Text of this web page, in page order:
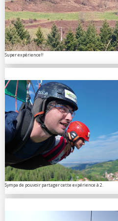
Super expérience!!
Sympa de pouvoir partager cette expérience à 2.